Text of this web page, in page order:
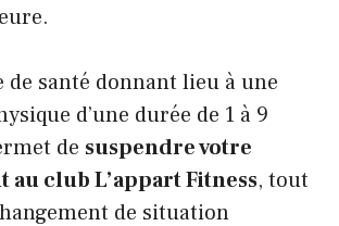
de santé donnant lieu à une
d’une durée de 1 à 9
de suspendre votre
au club L’appart Fitness, tout
de situation